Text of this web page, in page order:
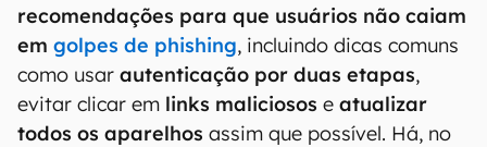
recomendações para que usuários não caiam
em golpes de phishing, incluindo dicas comuns
como usar autenticação por duas etapas,
evitar clicar em links maliciosos e atualizar
todos os aparelhos assim que possível. Há, no